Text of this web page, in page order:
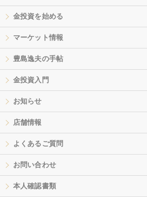
金投資を始める
マーケット情報
豊島逸夫の手帖
金投資入門
お知らせ
店舗情報
よくあるご質問
お問い合わせ
本人確認書類